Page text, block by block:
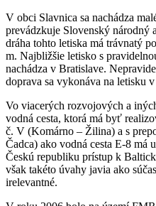
V obci Slavnica sa nachádza
prevádzkuje Slovenský národný
dráha tohto letiska má trávnatý
m. Najbližšie letisko s
nachádza v Bratislave.
doprava sa vykonáva na letisku
Vo viacerých rozvojových a
vodná cesta, ktorá má byť
č. V (Komárno – Žilina) a s
Čadca) ako vodná cesta E-8 má
Českú republiku prístup k
však takéto úvahy javia ako
irelevantné.